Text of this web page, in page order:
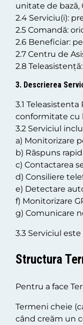
unitate de bază,
2.4 Serviciu(i):
2.5 Comandă:
2.6 Beneficiar:
2.7 Centru de
2.8
3. Descrierea
3.1
conformitate cu
3.2 Serviciul
a) Monitorizare
b) Răspuns
c) Contactarea
d) Consiliere
e) Detectare
f) Monitorizare
g) Comunicare
3.3 Serviciul
Structura
Pentru a face
Termeni cheie
când creăm un